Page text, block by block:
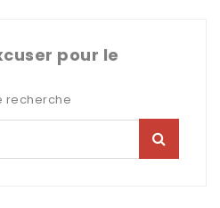
pour le
recherche